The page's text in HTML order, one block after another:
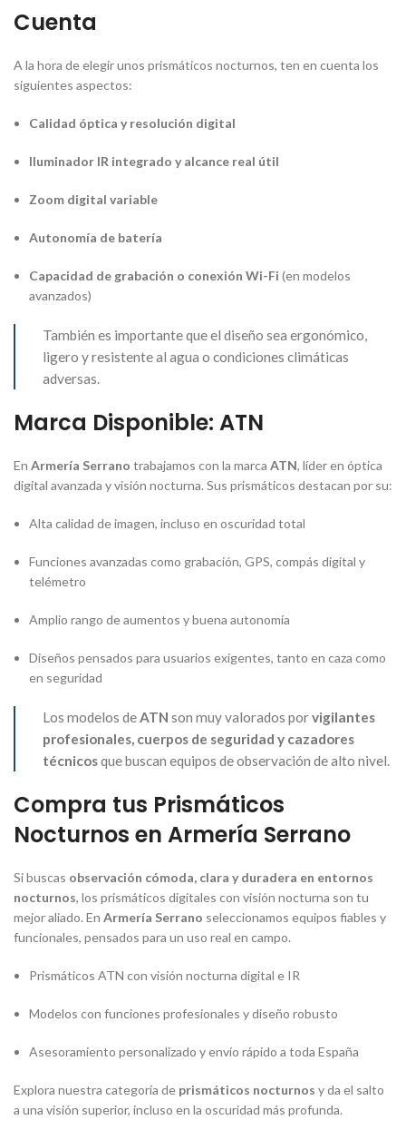
Cuenta
A la hora de elegir unos prismáticos nocturnos, ten en cuenta los
siguientes aspectos:
Calidad óptica y resolución digital
Iluminador IR integrado y alcance real útil
Zoom digital variable
Autonomía de batería
Capacidad de grabación o conexión Wi-Fi (en modelos
avanzados)
También es importante que el diseño sea ergonómico,
ligero y resistente al agua o condiciones climáticas
adversas.
Marca Disponible: ATN
En Armería Serrano trabajamos con la marca ATN, líder en óptica
digital avanzada y visión nocturna. Sus prismáticos destacan por su:
Alta calidad de imagen, incluso en oscuridad total
Funciones avanzadas como grabación, GPS, compás digital y
telémetro
Amplio rango de aumentos y buena autonomía
Diseños pensados para usuarios exigentes, tanto en caza como
en seguridad
Los modelos deATN son muy valorados porvigilantes
profesionales, cuerpos de seguridad y cazadores
técnicosque buscan equipos de observación de alto nivel.
Compra tus Prismáticos
Nocturnos en Armería Serrano
Si buscas observación cómoda, clara y duradera en entornos
nocturnos, los prismáticos digitales con visión nocturna son tu
mejor aliado. En Armería Serrano seleccionamos equipos fiables y
funcionales, pensados para un uso real en campo.
Prismáticos ATN con visión nocturna digital e IR
Modelos con funciones profesionales y diseño robusto
Asesoramiento personalizado y envío rápido a toda España
Explora nuestra categoría de prismáticos nocturnos y da el salto
a una visión superior, incluso en la oscuridad más profunda.